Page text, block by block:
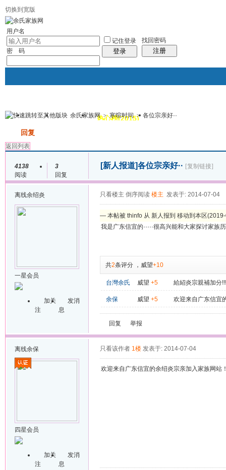
切换到宽版
用户名
密 码
记住登录
登录
找回密码
注册
我的 讨论区 热心榜(2015) 风采堂
余氏家族网 > 寒暄时间 > 各位宗亲好··
回复
返回列表
4138
阅读
3
回复
[新人报道]各位宗亲好·· [复制链接]
离线余绍炎
一星会员
加关
注
发消
息
只看楼主 倒序阅读 楼主 发表于: 2014-07-04
— 本帖被 thinfo 从 新人报到 移动到本区
我是广东信宜的·····很高兴能和大家探讨家族
共2条评分 ， 威望+10
台灣余氏 威望 +5 給紹炎宗親補加分!!!
余保 威望 +5 欢迎来自广东信宜
回复 举报
离线余保
四星会员
加关
注
发消
息
只看该作者 1楼 发表于: 2014-07-04
欢迎来自广东信宜的余绍炎宗亲加入家族网站